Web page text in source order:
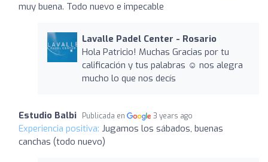
muy buena. Todo nuevo e impecable
Lavalle Padel Center - Rosario
Hola Patricio! Muchas Gracias por tu
calificación y tus palabras ☺️ nos alegra
mucho lo que nos decís
Estudio Balbi Publicada en 3 years ago
Experiencia positiva: Jugamos los sábados, buenas
canchas (todo nuevo)